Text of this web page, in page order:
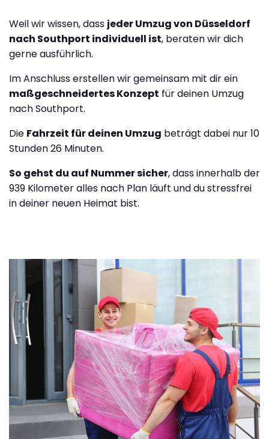
Weil wir wissen, dass jeder Umzug von Düsseldorf
nach Southport individuell ist, beraten wir dich
gerne ausführlich.
Im Anschluss erstellen wir gemeinsam mit dir ein
maßgeschneidertes Konzept für deinen Umzug
nach Southport.
Die Fahrzeit für deinen Umzug beträgt dabei nur 10
Stunden 26 Minuten.
So gehst du auf Nummer sicher, dass innerhalb der
939 Kilometer alles nach Plan läuft und du stressfrei
in deiner neuen Heimat bist.